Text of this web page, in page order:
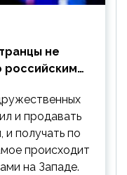
не
российским
и продавать
и получать по
происходит
на Западе.